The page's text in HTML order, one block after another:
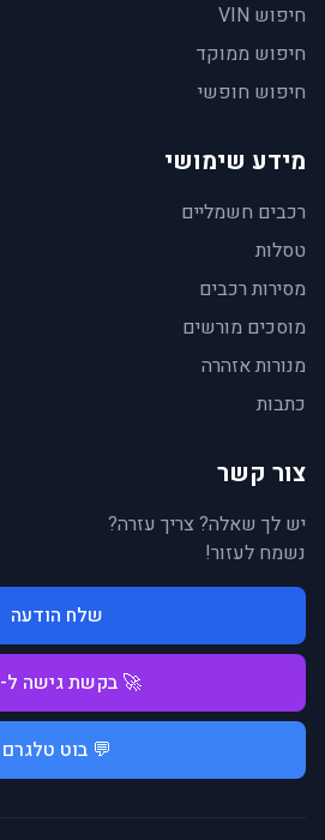
חיפוש VIN
חיפוש ממוקד
חיפוש חופשי
מידע שימושי
רכבים חשמליים
טסלות
מסירות רכבים
מוסכים מורשים
מנורות אזהרה
כתבות
צור קשר
יש לך שאלה? צריך עזרה?
נשמח לעזור!
שלח הודעה
🚀 בקשת גישה ל-API
💬 בוט טלגרם